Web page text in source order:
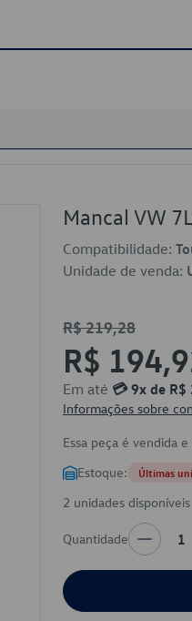
Mancal VW
Compatibilidade:
Unidade de venda:
R$ 219,28
R$
Em até 💳 9x de R$
Informações sobre
Essa peça é vendida
Estoque: Últimas
2 unidades disponíveis
Quantidade 1